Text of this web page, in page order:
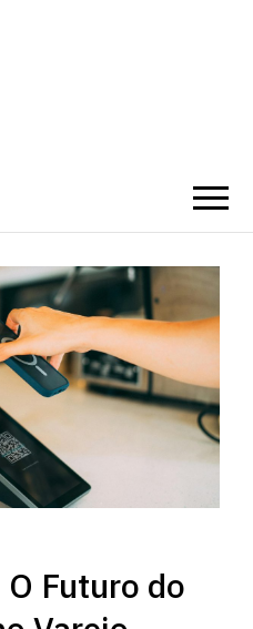
O Futuro do